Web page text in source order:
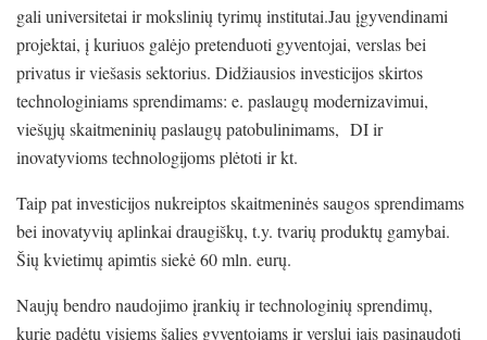
gali universitetai ir mokslinių tyrimų institutai.Jau įgyvendinami
projektai, į kuriuos galėjo pretenduoti gyventojai, verslas bei
privatus ir viešasis sektorius. Didžiausios investicijos skirtos
technologiniams sprendimams: e. paslaugų modernizavimui,
viešųjų skaitmeninių paslaugų patobulinimams, DI ir
inovatyvioms technologijoms plėtoti ir kt.
Taip pat investicijos nukreiptos skaitmeninės saugos sprendimams
bei inovatyvių aplinkai draugiškų, t.y. tvarių produktų gamybai.
Šių kvietimų apimtis siekė 60 mln. eurų.
Naujų bendro naudojimo įrankių ir technologinių sprendimų,
kurie padėtų visiems šalies gyventojams ir verslui jais pasinaudoti